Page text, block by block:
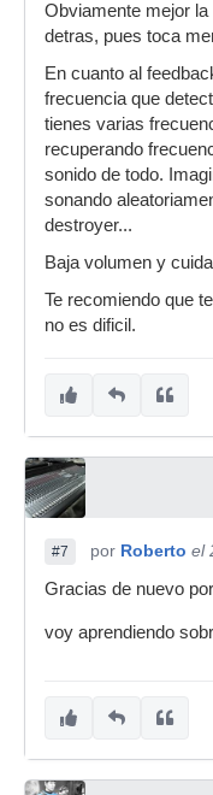
Obviamente mejor la
detras, pues toca
En cuanto al
frecuencia que
tienes varias
recuperando
sonido de todo.
sonando
destroyer...
Baja volumen y
Te recomiendo que
no es dificil.
#7 por Roberto el
Gracias de nuevo
voy aprendiendo